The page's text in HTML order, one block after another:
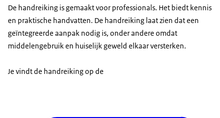
De handreiking is gemaakt voor professionals. Het biedt kennis
en praktische handvatten. De handreiking laat zien dat een
geïntegreerde aanpak nodig is, onder andere omdat
middelengebruik en huiselijk geweld elkaar versterken.
Je vindt de handreiking op de